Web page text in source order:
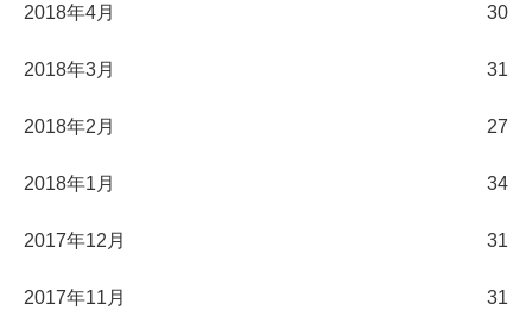
2018年4月 30
2018年3月 31
2018年2月 27
2018年1月 34
2017年12月 31
2017年11月 31